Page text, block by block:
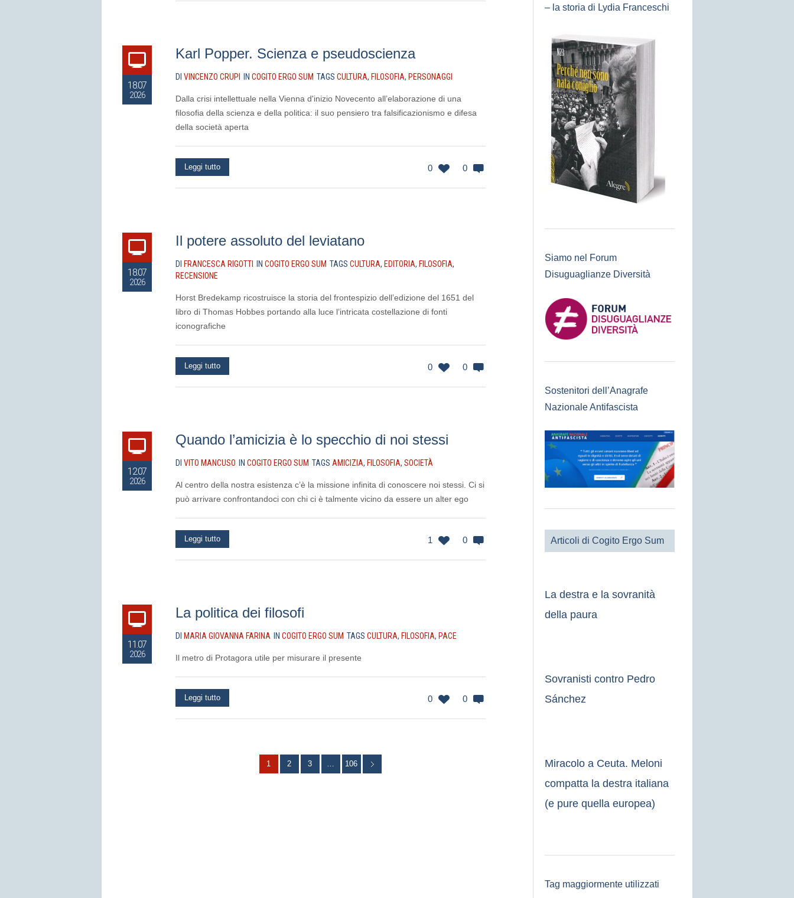
18.07
2026
Karl Popper. Scienza e pseudoscienza
DI VINCENZO CRUPI IN COGITO ERGO SUM TAGS CULTURA, FILOSOFIA, PERSONAGGI
Dalla crisi intellettuale nella Vienna d'inizio Novecento all’elaborazione di una
filosofia della scienza e della politica: il suo pensiero tra falsificazionismo e difesa
della società aperta
0 0
Leggi tutto
18.07
2026
Il potere assoluto del leviatano
DI FRANCESCA RIGOTTI IN COGITO ERGO SUM TAGS CULTURA, EDITORIA, FILOSOFIA,
RECENSIONE
Horst Bredekamp ricostruisce la storia del frontespizio dell’edizione del 1651 del
libro di Thomas Hobbes portando alla luce l’intricata costellazione di fonti
iconografiche
0 0
Leggi tutto
12.07
2026
Quando l’amicizia è lo specchio di noi stessi
DI VITO MANCUSO IN COGITO ERGO SUM TAGS AMICIZIA, FILOSOFIA, SOCIETÀ
Al centro della nostra esistenza c’è la missione infinita di conoscere noi stessi. Ci si
può arrivare confrontandoci con chi ci è talmente vicino da essere un alter ego
1 0
Leggi tutto
11.07
2026
La politica dei filosofi
DI MARIA GIOVANNA FARINA IN COGITO ERGO SUM TAGS CULTURA, FILOSOFIA, PACE
Il metro di Protagora utile per misurare il presente
0 0
Leggi tutto
1 2 3 … 106
– la storia di Lydia Franceschi
Siamo nel Forum
Disuguaglianze Diversità
Sostenitori dell’Anagrafe
Nazionale Antifascista
Articoli di Cogito Ergo Sum
La destra e la sovranità
della paura
Sovranisti contro Pedro
Sánchez
Miracolo a Ceuta. Meloni
compatta la destra italiana
(e pure quella europea)
Tag maggiormente utilizzati